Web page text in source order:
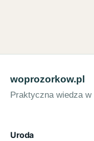
woprozorkow.pl
Praktyczna wiedza
Uroda